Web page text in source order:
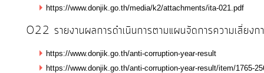
https://www.donjik.go.th/media/k2/attachments/ita-021.pdf
O22 รายงานผลการดำเนินการตามแผนจัดการความเสี่ย
https://www.donjik.go.th/anti-corruption-year-result
https://www.donjik.go.th/anti-corruption-year-result/item/1765-